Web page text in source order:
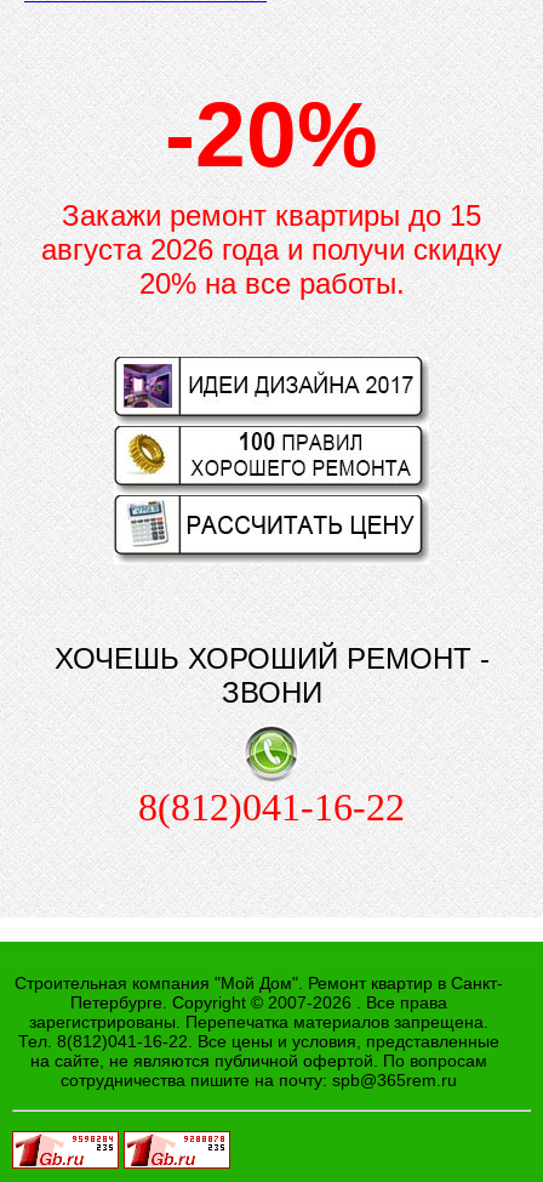
-20%
Закажи ремонт квартиры до15
августа 2026 года и получи скидку
20% на все работы.
ХОЧЕШЬ ХОРОШИЙ РЕМОНТ -
ЗВОНИ
8(812)041-16-22
Строительная компания "Мой Дом". Ремонт квартир в Санкт-
Петербурге. Copyright © 2007-2026 . Все права
зарегистрированы. Перепечатка материалов запрещена.
Тел. 8(812)041-16-22. Все цены и условия, представленные
на сайте, не являются публичной офертой. По вопросам
сотрудничества пишите на почту: spb@365rem.ru